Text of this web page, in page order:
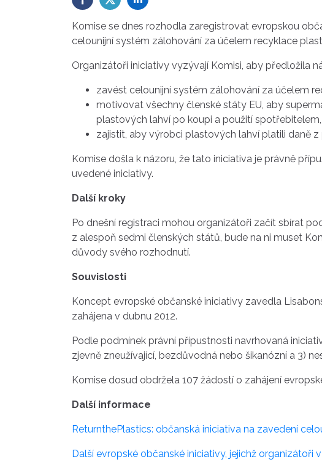
Komise se dnes rozhodla zaregistrovat evropskou
celounijní systém zálohování za účelem recyklace
Organizátoři iniciativy vyzývají Komisi, aby předložila
zavést celounijní systém zálohování za účelem
motivovat všechny členské státy EU, aby
plastových lahví po koupi a použití
zajistit, aby výrobci plastových lahví platili daně
Komise došla k názoru, že tato iniciativa je právně
uvedené iniciativy.
Další kroky
Po dnešní registraci mohou organizátoři začít sbírat
z alespoň sedmi členských států, bude na ni muset
důvody svého rozhodnutí.
Souvislosti
Koncept evropské občanské iniciativy zavedla
zahájena v dubnu 2012.
Podle podmínek právní přípustnosti navrhovaná
zjevně zneužívající, bezdůvodná nebo šikanózní a 3)
Komise dosud obdržela 107 žádostí o zahájení
Další informace
ReturnthePlastics: občanská iniciativa na zavedení
Další evropské občanské iniciativy, jejichž organizátoři